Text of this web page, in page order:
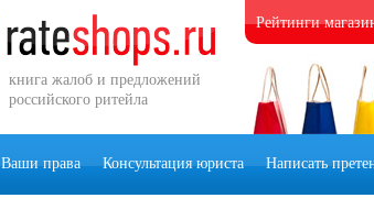
книга жалоб и предложений
российского ритейла
Рейтинги
Ваши права Консультация юриста Написать